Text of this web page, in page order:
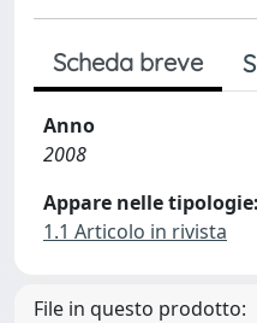
Scheda breve
Anno
2008
Appare nelle tipologie:
1.1 Articolo in rivista
File in questo prodotto: